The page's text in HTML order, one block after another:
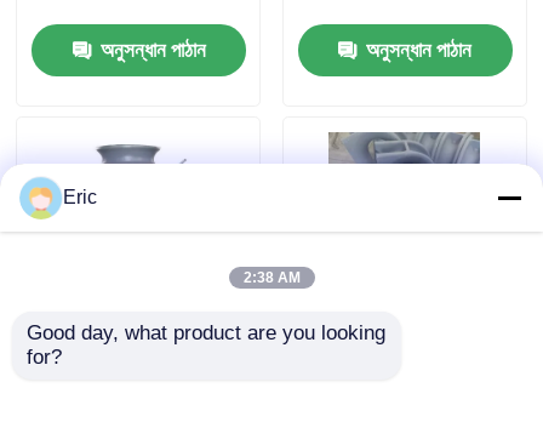
মান নিয়ন্ত্রণ
উদ্ধৃতির জন্য আবেদন
সামুদ্রিক দরজা
অনুসন্ধান পাঠান অনুসন্ধান পাঠান
একক রোলার ফায়ারলিডস ক্লিট
Eric
2:38 AM
Good day, what product are you looking
for?